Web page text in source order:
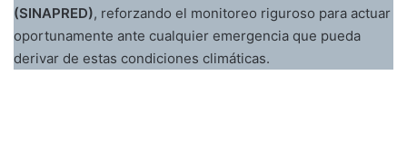
(SINAPRED), reforzando el monitoreo riguroso para actuar
oportunamente ante cualquier emergencia que pueda
derivar de estas condiciones climáticas.